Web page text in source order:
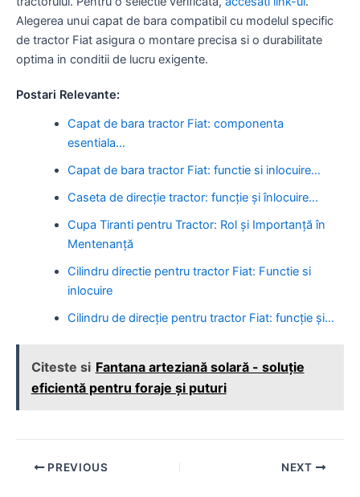
Alegerea unui capat de bara compatibil cu modelul specific
de tractor Fiat asigura o montare precisa si o durabilitate
optima in conditii de lucru exigente.
Postari Relevante:
Capat de bara tractor Fiat: componenta
esentiala…
Capat de bara tractor Fiat: functie si inlocuire…
Caseta de direcție tractor: funcție și înlocuire…
Cupa Tiranti pentru Tractor: Rol și Importanță în
Mentenanță
Cilindru directie pentru tractor Fiat: Functie si
inlocuire
Cilindru de direcție pentru tractor Fiat: funcție și…
Citeste si Fantana arteziană solară - soluție
eficientă pentru foraje și puturi
Post PREVIOUS NEXT